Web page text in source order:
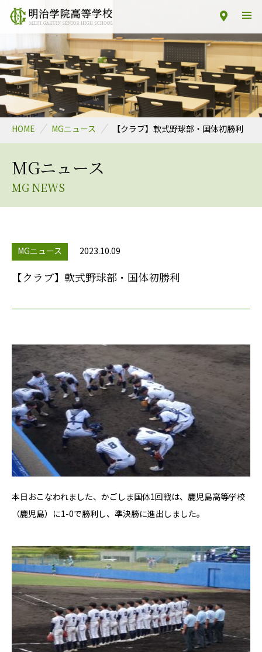
HOME MGニュース 【クラブ】軟式野球部・国体初勝利
MGニュース
MG NEWS
MGニュース 2023.10.09
【クラブ】軟式野球部・国体初勝利
本日おこなわれました、かごしま国体1回戦は、鹿児島高等学校
（鹿児島）に1-0で勝利し、準決勝に進出しました。